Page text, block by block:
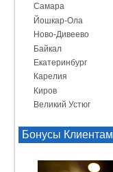
Самара
Йошкар-Ола
Ново-Дивеево
Байкал
Екатеринбург
Карелия
Киров
Великий Устюг
Бонусы Клиентам